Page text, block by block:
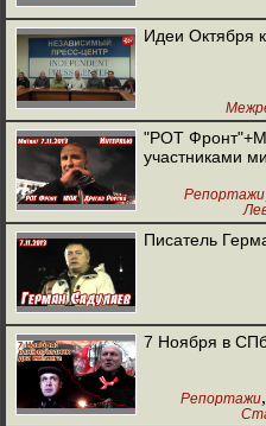
Идеи Октября
"РОТ
участниками
Репортажи
Другая
Писатель
7 Ноября в
Репортажи